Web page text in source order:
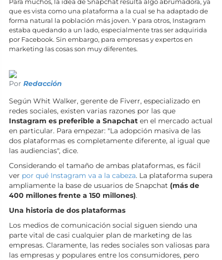
que es vista como una plataforma a la cual se ha adaptado de
forma natural la población más joven. Y para otros, Instagram
estaba quedando a un lado, especialmente tras ser adquirida
por Facebook. Sin embargo, para empresas y expertos en
marketing las cosas son muy diferentes.
Por Redacción
Según Whit Walker, gerente de Fiverr, especializado en
redes sociales, existen varias razones por las que
Instagram es preferible a Snapchat en el mercado actual
en particular. Para empezar: "La adopción masiva de las
dos plataformas es completamente diferente, al igual que
las audiencias", dice.
Considerando el tamaño de ambas plataformas, es fácil
ver por qué Instagram va a la cabeza. La plataforma supera
ampliamente la base de usuarios de Snapchat (más de
400 millones frente a 150 millones).
Una historia de dos plataformas
Los medios de comunicación social siguen siendo una
parte vital de casi cualquier plan de marketing de las
empresas. Claramente, las redes sociales son valiosas para
las empresas y populares entre los consumidores, pero